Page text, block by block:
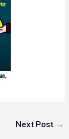
Next Post →